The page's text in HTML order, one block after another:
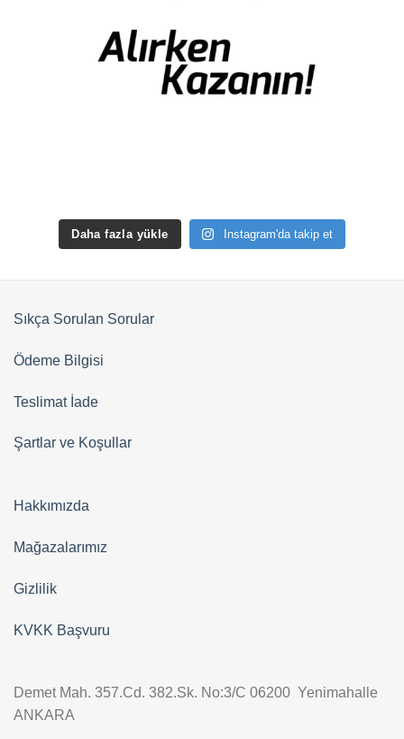
Daha fazla yükle Instagram'da takip et
Sıkça Sorulan Sorular
Ödeme Bilgisi
Teslimat İade
Şartlar ve Koşullar
Hakkımızda
Mağazalarımız
Gizlilik
KVKK Başvuru
Demet Mah. 357.Cd. 382.Sk. No:3/C 06200 Yenimahalle
ANKARA